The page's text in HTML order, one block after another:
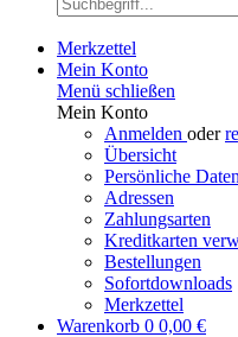
Merkzettel
Mein Konto
Menü schließen
Mein Konto
Anmelden oder
Übersicht
Persönliche Daten
Adressen
Zahlungsarten
Kreditkarten
Bestellungen
Sofortdownloads
Merkzettel
Warenkorb 0 0,00 €